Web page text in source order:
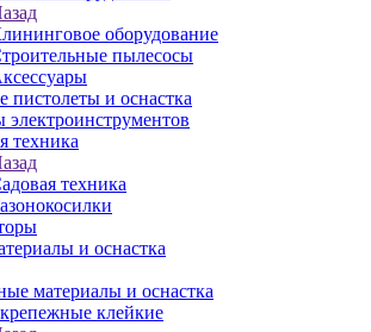
оборудование
пылесосы
пистолеты и оснастка
электроинструментов
техника
техника
и оснастка
материалы и оснастка
клейкие